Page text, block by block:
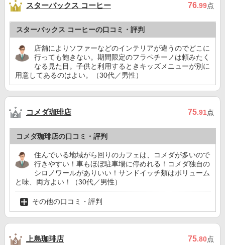
スターバックス コーヒー 76.99点
スターバックス コーヒーの口コミ・評判
店舗によりソファーなどのインテリアが違うのでどこに
行っても飽きない。期間限定のフラペチーノは頼みたく
なる見た目。子供と利用するときキッズメニューが別に
用意してあるのはよい。（30代／男性）
コメダ珈琲店 75.91点
コメダ珈琲店の口コミ・評判
住んでいる地域がら回りのカフェは、コメダが多いので
行きやすい！車もほぼ駐車場に停めれる！コメダ独自の
シロノワールがありいい！サンドイッチ類はボリューム
と味、両方よい！（30代／男性）
その他の口コミ・評判
上島珈琲店 75.80点